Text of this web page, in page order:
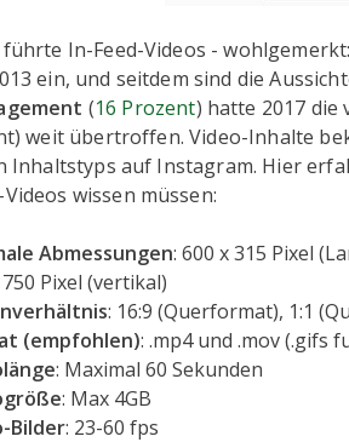
In-Feed-Videos -
ein, und seitdem sind die
(16 Prozent) hatte 2017 die
weit übertroffen. Video-Inhalte
Inhaltstyps auf Instagram. Hier
wissen müssen:
Abmessungen: 600 x 315 Pixel
Pixel (vertikal)
: 16:9 (Querformat), 1:1
(empfohlen): .mp4 und .mov (.gifs
: Maximal 60 Sekunden
: Max 4GB
Bilder: 23-60 fps